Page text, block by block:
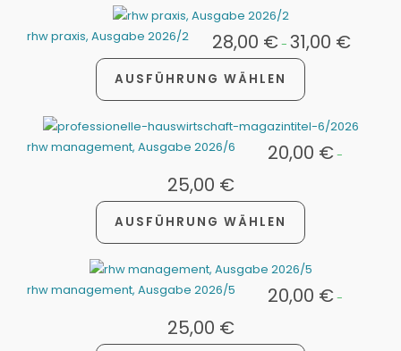
rhw praxis, Ausgabe 2026/2 28,00 €- 31,00 €
AUSFÜHRUNG WÄHLEN
rhw management, Ausgabe 2026/6 20,00 €-
25,00 €
AUSFÜHRUNG WÄHLEN
rhw management, Ausgabe 2026/5 20,00 €-
25,00 €